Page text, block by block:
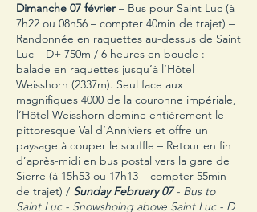
Dimanche 07 février – Bus pour Saint Luc (à
7h22 ou 08h56 – compter 40min de trajet) –
Randonnée en raquettes au-dessus de Saint
Luc – D+ 750m / 6 heures en boucle :
balade en raquettes jusqu’à l’Hôtel
Weisshorn (2337m). Seul face aux
magnifiques 4000 de la couronne impériale,
l’Hôtel Weisshorn domine entièrement le
pittoresque Val d’Anniviers et offre un
paysage à couper le souffle – Retour en fin
d’après-midi en bus postal vers la gare de
Sierre (à 15h53 ou 17h13 – compter 55min
de trajet) / Sunday February 07- Bus to
Saint Luc - Snowshoing above Saint Luc - D